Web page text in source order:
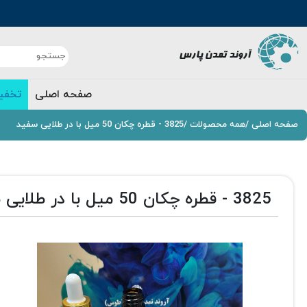
صفحه اصلی
صفحه اصلی /همه محصولات /3825 - قطره چکان 50 میل با در طلایی سفید
3825 - قطره چکان 50 میل با در طلایی سفید